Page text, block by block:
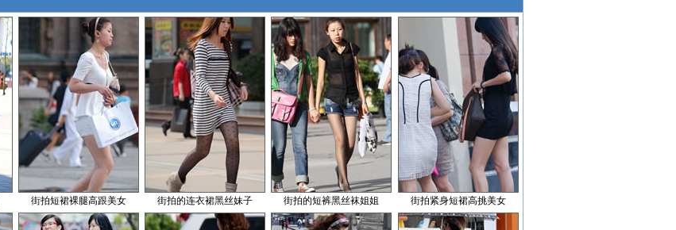
街拍短裙裸腿高跟美女 街拍的连衣裙黑丝妹子 街拍的短裤黑丝袜姐姐 街拍紧身短裙高挑美女